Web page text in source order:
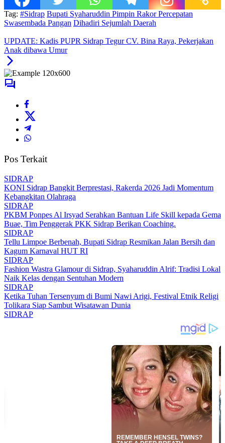
Tag: #Sidrap Bupati Syaharuddin Pimpin Rakor Percepatan
Swasembada Pangan Dihadiri Sejumlah Daerah
UPDATE: Kadis PUPR Sidrap Tegur CV. Bina Raya, Pekerjakan
Anak dibawa Umur
Pos Terkait
SIDRAP
KONI Sidrap Bangkit Berprestasi, Rakerda 2026 Jadi Momentum
Kebangkitan Olahraga
SIDRAP
PKBM Ponpes Al Irsyad Serahkan Bantuan Life Skill kepada Gema
Buae, Tim Penggerak PKK Sidrap Berikan Coaching.
SIDRAP
Tellu Limpoe Berbenah, Bupati Sidrap Resmikan Jalan Bersih dan
Kagum Karnaval HUT RI
SIDRAP
Fashion Wastra Glamour di Sidrap, Syaharuddin Alrif: Tradisi Lokal
Naik Kelas dengan Sentuhan Modern
SIDRAP
Ketika Tuhan Tersenyum di Bumi Nawi Arigi, Festival Etnik Religi
Tolikara Siap Sambut Wisatawan Dunia
SIDRAP